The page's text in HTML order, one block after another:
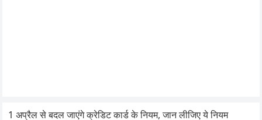
1 अप्रैल से बदल जाएंगे क्रेडिट कार्ड के नियम, जान लीजिए ये नियम